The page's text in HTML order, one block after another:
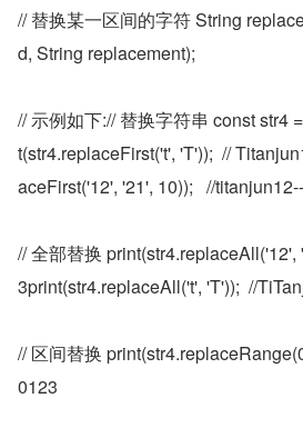
// 替换某一区间的字符 String
d, String replacement);
// 示例如下:// 替换字符串 const str4
t(str4.replaceFirst('t', 'T'));  //
aceFirst('12', '21', 10));   //
// 全部替换 print(str4.replaceAll('12',
3print(str4.replaceAll('t', 'T'));  //
// 区间替换
0123